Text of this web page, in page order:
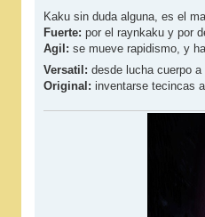
n
a
j
e
Kaku sin duda alguna, es el
Fuerte: por el raynkaku y por
Agil: se mueve rapidismo, y
Versatil: desde lucha cuerpo
Original: inventarse tecincas